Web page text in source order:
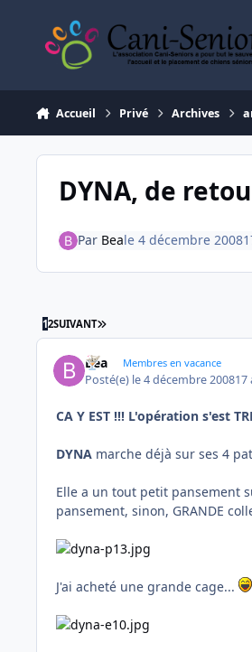
Accueil Privé Archives
DYNA, de
Par Beale 4 décembre 2008
12SUIVANT DERNIÈRE PAGE
Bea Membres en vacance
Posté(e) le 4 décembre 200817
CA Y EST !!! L'opération s'est
DYNA marche déjà sur ses 4
Elle a un tout petit pansement
pansement, sinon, GRANDE
J'ai acheté une grande cage...